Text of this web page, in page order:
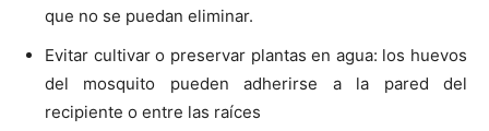
que no se puedan eliminar.
Evitar cultivar o preservar plantas en agua: los huevos
del mosquito pueden adherirse a la pared del
recipiente o entre las raíces